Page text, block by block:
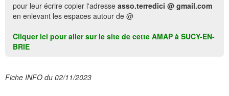
pour leur écrire copier l'adresse asso.terredici @ gmail.com
en enlevant les espaces autour de @
Cliquer ici pour aller sur le site de cette AMAP à SUCY-EN-
BRIE
Fiche INFO du 02/11/2023